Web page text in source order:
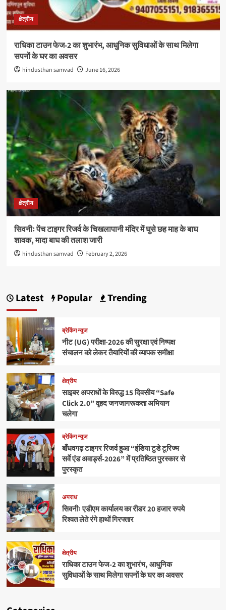
क्षेत्रीय
राधिका टाउन फेज-2 का शुभारंभ, आधुनिक सुविधाओं के साथ मिलेगा
सपनों के घर का अवसर
hindusthan samvad June 16, 2026
क्षेत्रीय
सिवनीः पेंच टाइगर रिजर्व के चिखलापानी मंदिर में घुसे छह माह के बाघ
शावक, मादा बाघ की तलाश जारी
hindusthan samvad February 2, 2026
Latest Popular Trending
ब्रेकिंग न्यूज
नीट (UG) परीक्षा-2026 की सुरक्षा एवं निष्पक्ष
संचालन को लेकर तैयारियों की व्यापक समीक्षा
क्षेत्रीय
साइबर अपराधों के विरुद्ध 15 दिवसीय “Safe
Click 2.0” वृहद जनजागरूकता अभियान
चलेगा
ब्रेकिंग न्यूज
बाँधवगढ़ टाइगर रिजर्व हुआ “इंडिया टुडे टूरिज्म
सर्वे एंड अवार्ड्स-2026” में प्रतिष्ठित पुरस्कार से
पुरस्कृत
अपराध
सिवनीः एडीएम कार्यालय का रीडर 20 हजार रुपये
रिश्वत लेते रंगे हाथों गिरफ्तार
क्षेत्रीय
राधिका टाउन फेज-2 का शुभारंभ, आधुनिक
सुविधाओं के साथ मिलेगा सपनों के घर का अवसर